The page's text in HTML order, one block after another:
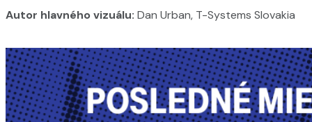
Autor hlavného vizuálu: Dan Urban, T-Systems Slovakia